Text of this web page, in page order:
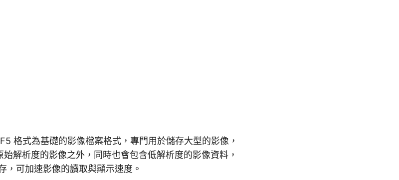
格式為基礎的影像檔案格式，專門用於儲存大型的影像，
解析度的影像之外，同時也會包含低解析度的影像資料，
可加速影像的讀取與顯示速度。